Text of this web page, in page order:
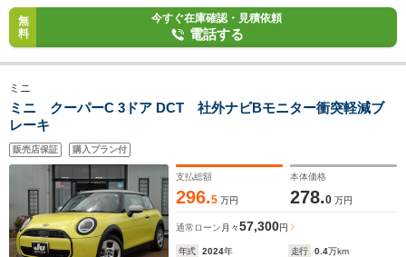
無
料
今すぐ在庫確認・見積依頼
電話する
ミニ
ミニ クーパーC 3ドア DCT 社外ナビBモニター衝突軽減ブ
レーキ
販売店保証 購入プラン付
支払総額
296.5 万円
本体価格
278.0 万円
通常ローン 月々57,300円
年式 2024年 走行 0.4万km